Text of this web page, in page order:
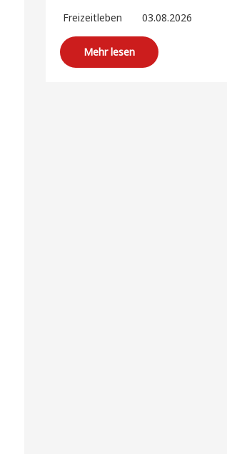
Freizeitleben 03.08.2026
Mehr lesen